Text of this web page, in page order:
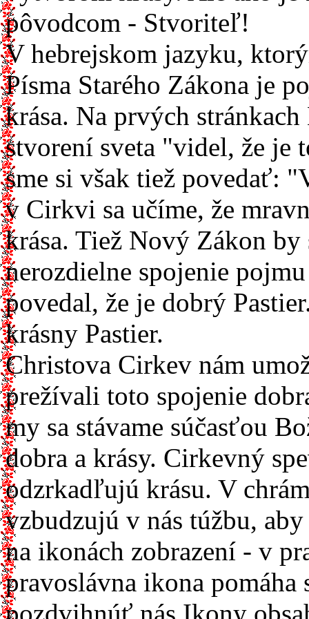
pôvodcom - Stvoriteľ!
V hebrejskom jazyku,
Písma Starého Zákona je
krása. Na prvých
stvorení sveta "videl, že je
sme si však tiež povedať:
v Cirkvi sa učíme, že
krása. Tiež Nový Zákon
nerozdielne spojenie
povedal, že je dobrý
krásny Pastier.
Christova Cirkev nám
prežívali toto spojenie
my sa stávame súčasťou
dobra a krásy. Cirkevný
odzrkadľujú krásu. V
vzbudzujú v nás túžbu,
na ikonách zobrazení - v
pravoslávna ikona